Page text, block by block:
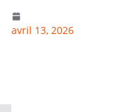
avril 13, 2026